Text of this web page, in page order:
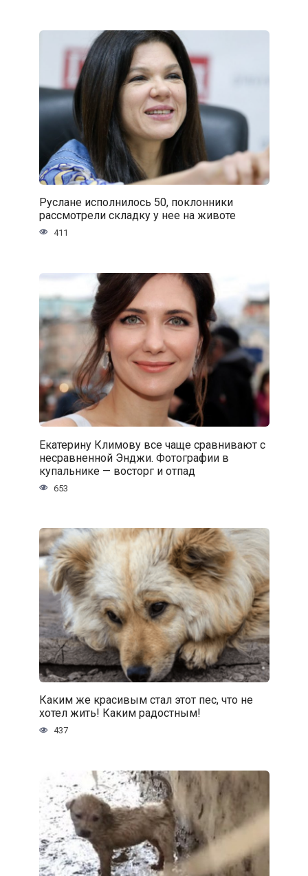
Руслане исполнилось 50, поклонники
рассмотрели складку у нее на животе
411
Екатерину Климову все чаще сравнивают с
несравненной Энджи. Фотографии в
купальнике — восторг и отпад
653
Каким же красивым стал этот пес, что не
хотел жить! Каким радостным!
437